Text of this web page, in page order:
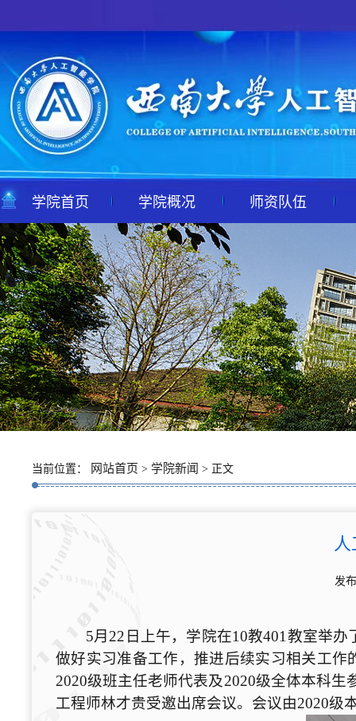
学院首页 学院概况 师资队伍
当前位置： 网站首页 > 学院新闻 > 正文
发
5月22日上午，学院在10教401教室举
做好实习准备工作，推进后续实习相关工
2020级班主任老师代表及2020级全体本科
工程师林才贵受邀出席会议。会议由2020级